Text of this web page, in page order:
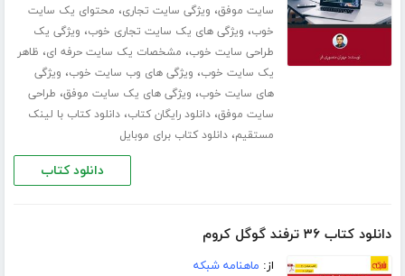
سایت موفق، ویژگی سایت تجاری، محتوای یک سایت
خوب، ویژگی های یک سایت تجاری خوب، ویژگی یک
طراحی سایت خوب، مشخصات یک سایت حرفه ای، ظاهر
یک سایت خوب، ویژگی های وب سایت خوب، ویژگی
های سایت خوب، ویژگی های یک سایت موفق، طراحی
سایت موفق،دانلود رایگان کتاب،دانلود کتاب با لینک
مستقیم،دانلود کتاب برای موبایل
دانلود کتاب
دانلود کتاب ۳۶ ترفند گوگل کروم
از: ماهنامه شبکه